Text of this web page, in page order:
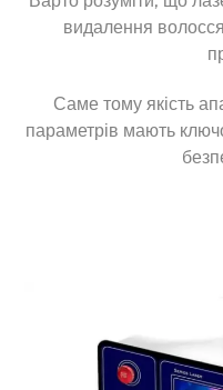
видалення
Саме тому якість
параметрів мають